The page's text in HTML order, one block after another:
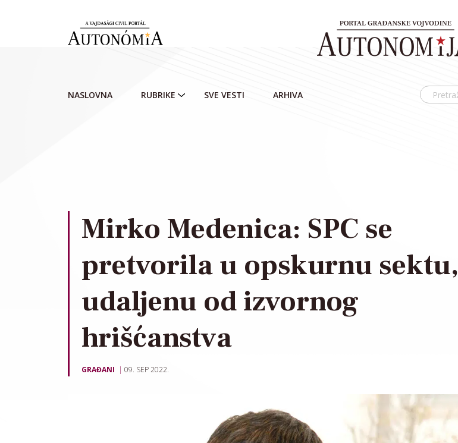
NASLOVNA RUBRIKE SVE VESTI ARHIVA
Mirko Medenica: SPC se
pretvorila u opskurnu sektu,
udaljenu od izvornog
hrišćanstva
GRAĐANI 09. SEP 2022.